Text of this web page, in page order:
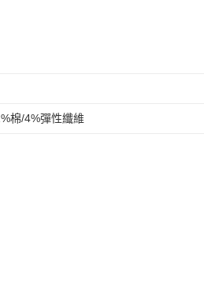
棉/4%彈性纖維